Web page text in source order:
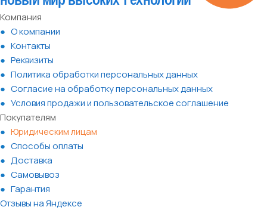
Компания
О компании
Контакты
Реквизиты
Политика обработки персональных данных
Согласие на обработку персональных данных
Условия продажи и пользовательское соглашение
Покупателям
Юридическим лицам
Способы оплаты
Доставка
Самовывоз
Гарантия
Отзывы на Яндексе